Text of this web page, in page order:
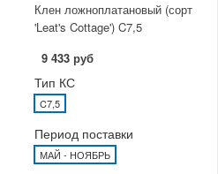
Клен ложноплатановый (сорт
'Leat's Cottage') C7,5
9 433 руб
Тип КС
C7,5
Период поставки
МАЙ - НОЯБРЬ